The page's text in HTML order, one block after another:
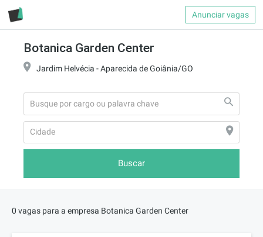
Anunciar vagas
Botanica Garden Center
Jardim Helvécia - Aparecida de Goiânia/GO
Buscar
0 vagas para a empresa Botanica Garden Center